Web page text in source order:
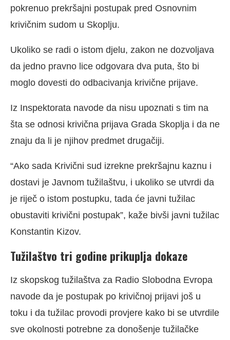
pokrenuo prekršajni postupak pred Osnovnim
krivičnim sudom u Skoplju.
Ukoliko se radi o istom djelu, zakon ne dozvoljava
da jedno pravno lice odgovara dva puta, što bi
moglo dovesti do odbacivanja krivične prijave.
Iz Inspektorata navode da nisu upoznati s tim na
šta se odnosi krivična prijava Grada Skoplja i da ne
znaju da li je njihov predmet drugačiji.
“Ako sada Krivični sud izrekne prekršajnu kaznu i
dostavi je Javnom tužilaštvu, i ukoliko se utvrdi da
je riječ o istom postupku, tada će javni tužilac
obustaviti krivični postupak”, kaže bivši javni tužilac
Konstantin Kizov.
Tužilaštvo tri godine prikuplja dokaze
Iz skopskog tužilaštva za Radio Slobodna Evropa
navode da je postupak po krivičnoj prijavi još u
toku i da tužilac provodi provjere kako bi se utvrdile
sve okolnosti potrebne za donošenje tužilačke